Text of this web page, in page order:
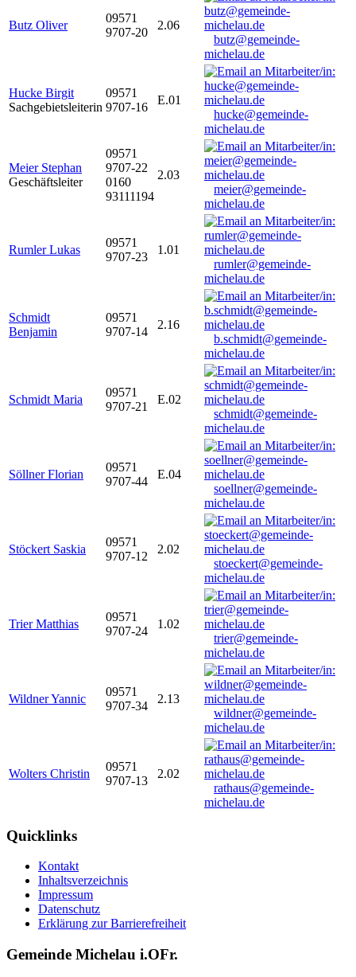
Butz Oliver
09571
9707-20
2.06
butz@gemeinde-
michelau.de
Hucke Birgit
Sachgebietsleiterin
09571
9707-16
E.01
hucke@gemeinde-
michelau.de
Meier Stephan
Geschäftsleiter
09571
9707-22
0160
93111194
2.03
meier@gemeinde-
michelau.de
Rumler Lukas
09571
9707-23
1.01
rumler@gemeinde-
michelau.de
Schmidt
Benjamin
09571
9707-14
2.16
b.schmidt@gemeinde-
michelau.de
Schmidt Maria
09571
9707-21
E.02
schmidt@gemeinde-
michelau.de
Söllner Florian
09571
9707-44
E.04
soellner@gemeinde-
michelau.de
Stöckert Saskia
09571
9707-12
2.02
stoeckert@gemeinde-
michelau.de
Trier Matthias
09571
9707-24
1.02
trier@gemeinde-
michelau.de
Wildner Yannic
09571
9707-34
2.13
wildner@gemeinde-
michelau.de
Wolters Christin
09571
9707-13
2.02
rathaus@gemeinde-
michelau.de
Quicklinks
Kontakt
Inhaltsverzeichnis
Impressum
Datenschutz
Erklärung zur Barrierefreiheit
Gemeinde Michelau i.OFr.